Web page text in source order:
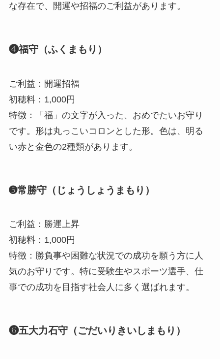
な存在で、開運や招福のご利益があります。
❹福守（ふくまもり）
ご利益：開運招福
初穂料：1,000円
特徴：「福」の文字が入った、おめでたいお守り
です。形は丸っこいコロンとした形。色は、明る
い赤と金色の2種類があります。
➎常勝守（じょうしょうまもり）
ご利益：勝運上昇
初穂料：1,000円
特徴：勝負事や困難な状況での成功を願う方に人
気のお守りです。特に受験生やスポーツ選手、仕
事での成功を目指す社会人に多く選ばれます。
❻五大力石守（ごだいりきいしまもり）